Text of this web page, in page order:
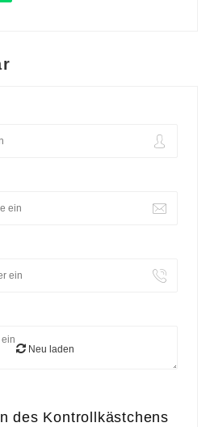
Neu laden
des Kontrollkästchens